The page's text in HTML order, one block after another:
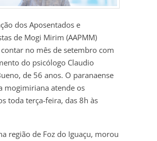
dos Aposentados e
de Mogi Mirim (AAPMM)
no mês de setembro com
do psicólogo Claudio
de 56 anos. O paranaense
mogimiriana atende os
toda terça-feira, das 8h às
região de Foz do Iguaçu, morou